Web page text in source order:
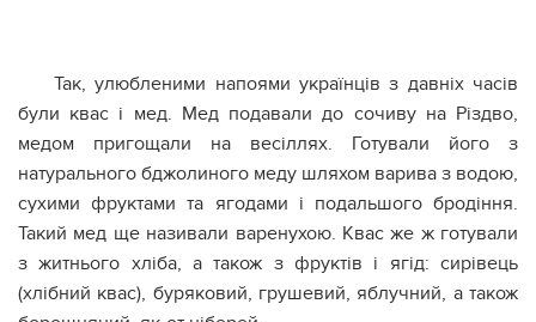
Так, улюбленими напоями українців з давніх часів
були квас і мед. Мед подавали до сочиву на Різдво,
медом пригощали на весіллях. Готували його з
натурального бджолиного меду шляхом варива з водою,
сухими фруктами та ягодами і подальшого бродіння.
Такий мед ще називали варенухою. Квас же ж готували
з житнього хліба, а також з фруктів і ягід: сирівець
(хлібний квас), буряковий, грушевий, яблучний, а також